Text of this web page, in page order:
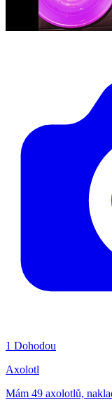
1 Dohodou
Axolotl
Mám 49 axolotlů,